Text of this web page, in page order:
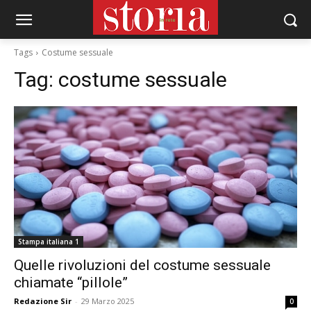
Tags Costume sessuale
Tag: costume sessuale
Stampa italiana 1
Quelle rivoluzioni del costume sessuale
chiamate “pillole”
Redazione Sir - 29 Marzo 2025 0